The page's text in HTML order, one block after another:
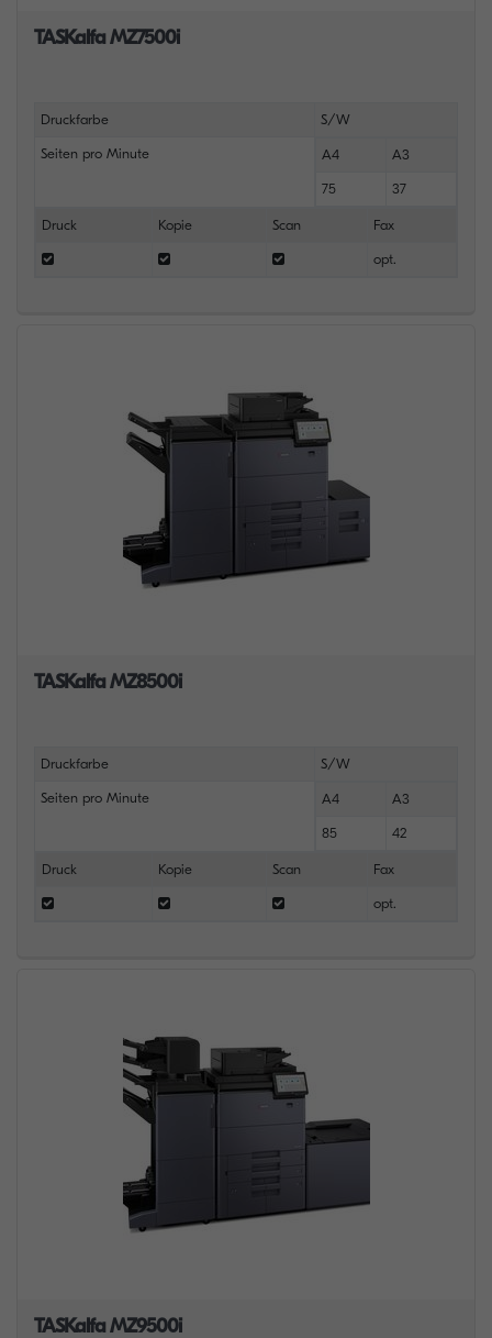
TASKalfa MZ7500i
Druckfarbe S/W
Seiten pro Minute A4 A3
75 37
Druck Kopie Scan Fax
opt.
TASKalfa MZ8500i
Druckfarbe S/W
Seiten pro Minute A4 A3
85 42
Druck Kopie Scan Fax
opt.
TASKalfa MZ9500i